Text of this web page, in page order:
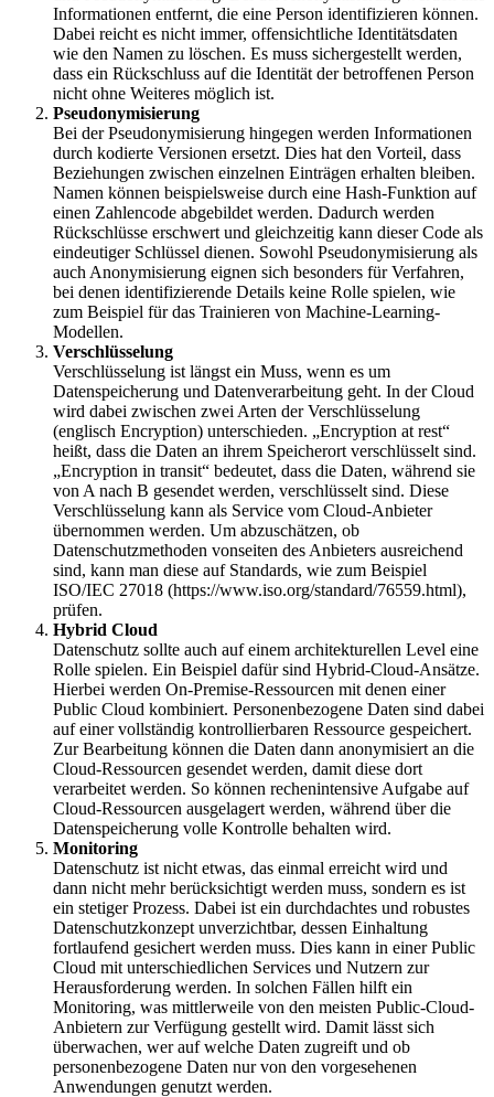
Informationen entfernt, die eine Person identifizieren können.
Dabei reicht es nicht immer, offensichtliche Identitätsdaten
wie den Namen zu löschen. Es muss sichergestellt werden,
dass ein Rückschluss auf die Identität der betroffenen Person
nicht ohne Weiteres möglich ist.
Pseudonymisierung
Bei der Pseudonymisierung hingegen werden Informationen
durch kodierte Versionen ersetzt. Dies hat den Vorteil, dass
Beziehungen zwischen einzelnen Einträgen erhalten bleiben.
Namen können beispielsweise durch eine Hash-Funktion auf
einen Zahlencode abgebildet werden. Dadurch werden
Rückschlüsse erschwert und gleichzeitig kann dieser Code als
eindeutiger Schlüssel dienen. Sowohl Pseudonymisierung als
auch Anonymisierung eignen sich besonders für Verfahren,
bei denen identifizierende Details keine Rolle spielen, wie
zum Beispiel für das Trainieren von Machine-Learning-
Modellen.
Verschlüsselung
Verschlüsselung ist längst ein Muss, wenn es um
Datenspeicherung und Datenverarbeitung geht. In der Cloud
wird dabei zwischen zwei Arten der Verschlüsselung
(englisch Encryption) unterschieden. „Encryption at rest“
heißt, dass die Daten an ihrem Speicherort verschlüsselt sind.
„Encryption in transit“ bedeutet, dass die Daten, während sie
von A nach B gesendet werden, verschlüsselt sind. Diese
Verschlüsselung kann als Service vom Cloud-Anbieter
übernommen werden. Um abzuschätzen, ob
Datenschutzmethoden vonseiten des Anbieters ausreichend
sind, kann man diese auf Standards, wie zum Beispiel
ISO/IEC 27018 (https://www.iso.org/standard/76559.html),
prüfen.
Hybrid Cloud
Datenschutz sollte auch auf einem architekturellen Level eine
Rolle spielen. Ein Beispiel dafür sind Hybrid-Cloud-Ansätze.
Hierbei werden On-Premise-Ressourcen mit denen einer
Public Cloud kombiniert. Personenbezogene Daten sind dabei
auf einer vollständig kontrollierbaren Ressource gespeichert.
Zur Bearbeitung können die Daten dann anonymisiert an die
Cloud-Ressourcen gesendet werden, damit diese dort
verarbeitet werden. So können rechenintensive Aufgabe auf
Cloud-Ressourcen ausgelagert werden, während über die
Datenspeicherung volle Kontrolle behalten wird.
Monitoring
Datenschutz ist nicht etwas, das einmal erreicht wird und
dann nicht mehr berücksichtigt werden muss, sondern es ist
ein stetiger Prozess. Dabei ist ein durchdachtes und robustes
Datenschutzkonzept unverzichtbar, dessen Einhaltung
fortlaufend gesichert werden muss. Dies kann in einer Public
Cloud mit unterschiedlichen Services und Nutzern zur
Herausforderung werden. In solchen Fällen hilft ein
Monitoring, was mittlerweile von den meisten Public-Cloud-
Anbietern zur Verfügung gestellt wird. Damit lässt sich
überwachen, wer auf welche Daten zugreift und ob
personenbezogene Daten nur von den vorgesehenen
Anwendungen genutzt werden.